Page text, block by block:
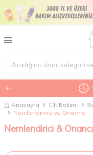
Anasayfa Cilt Bakımı
Nemlendirme ve Onarma
Nemlendirici &